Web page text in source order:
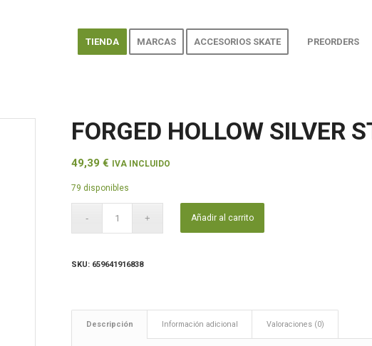
TIENDA MARCAS ACCESORIOS SKATE PREORDERS
FORGED HOLLOW SILVER
49,39€ IVA INCLUIDO
79 disponibles
Añadir al carrito
SKU: 659641916838
Descripción Información adicional Valoraciones (0)